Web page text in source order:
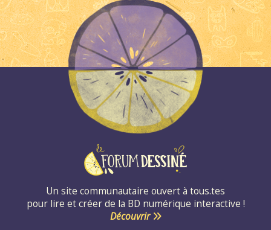
Un site communautaire ouvert à tous.tes
pour lire et créer de la BD numérique interactive !
Découvrir